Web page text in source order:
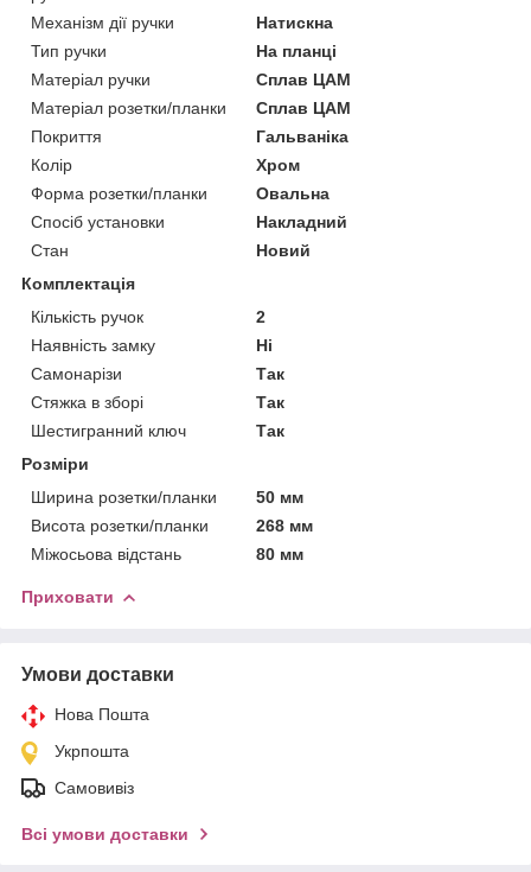
Механізм дії ручки
Натискна
Тип ручки
На планці
Матеріал ручки
Сплав ЦАМ
Матеріал розетки/планки
Сплав ЦАМ
Покриття
Гальваніка
Колір
Хром
Форма розетки/планки
Овальна
Спосіб установки
Накладний
Стан
Новий
Комплектація
Кількість ручок
2
Наявність замку
Ні
Самонарізи
Так
Стяжка в зборі
Так
Шестигранний ключ
Так
Розміри
Ширина розетки/планки
50 мм
Висота розетки/планки
268 мм
Міжосьова відстань
80 мм
Приховати
Умови доставки
Нова Пошта
Укрпошта
Самовивіз
Всі умови доставки